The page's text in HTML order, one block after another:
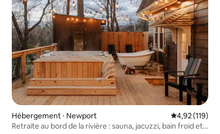
Hébergement ⋅ Newport Évaluation
4,92 (119)
Retraite au bord de la rivière : sauna, jacuzzi, bain froid et